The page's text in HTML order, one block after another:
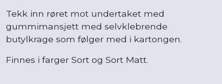
Tekk inn røret mot undertaket med
gummimansjett med selvklebrende
butylkrage som følger med i kartongen.
Finnes i farger Sort og Sort Matt.